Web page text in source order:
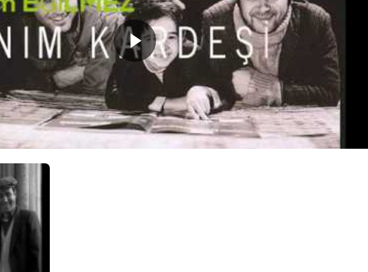
Suphi Tekniker’in yazdığı, yönetmenliğini Kartal Tibet’in yaptığı
“ En Büyük Şaban ” filminin müziğini besteledi. Bu filmde ayrıca; Kamran
,Dinçer Çekmez,Ayten Erman,Zafer Önen,Hüseyin Kutman,
Film Festivali - en iyi film müziği, Canım Kardeşim
"Son 35 yılın En İyi 35 Bestecisi" ödülü
/ Hereke (Diskofon)
/ 36 24 36 (Ulaştır)
Rock The Bob (
/ Şey (Hürriyet Gazetesi)
'ın Vokali İle) Bir Küçücük Aslancık Varmış (Şarkı) / Bir Küçücük Aslancık Varmış